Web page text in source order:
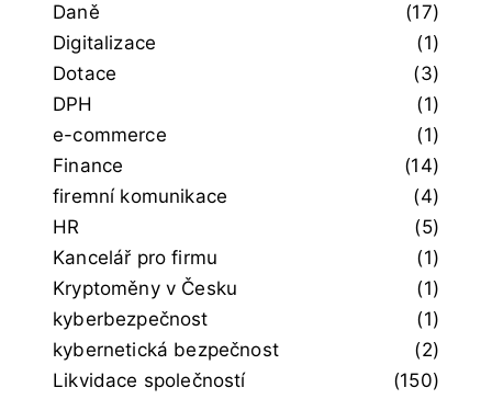
Daně
(17)
Digitalizace
(1)
Dotace
(3)
DPH
(1)
e-commerce
(1)
Finance
(14)
firemní komunikace
(4)
HR
(5)
Kancelář pro firmu
(1)
Kryptoměny v Česku
(1)
kyberbezpečnost
(1)
kybernetická bezpečnost
(2)
Likvidace společností
(150)